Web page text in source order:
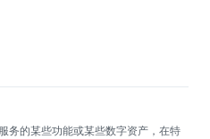
务的某些功能或某些数字资产，在特